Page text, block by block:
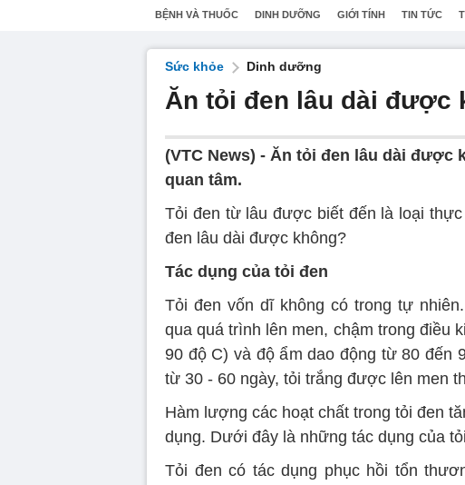
BỆNH VÀ THUỐC DINH DƯỠNG GIỚI TÍNH TIN TỨC
Sức khỏe Dinh dưỡng
Ăn tỏi đen lâu dài được
(VTC News) - Ăn tỏi đen lâu dài được
quan tâm.
Tỏi đen từ lâu được biết đến là loại
đen lâu dài được không?
Tác dụng của tỏi đen
Tỏi đen vốn dĩ không có trong tự
qua quá trình lên men, chậm trong điều
90 độ C) và độ ẩm dao động từ 80 đến
từ 30 - 60 ngày, tỏi trắng được lên men
Hàm lượng các hoạt chất trong tỏi đen
dụng. Dưới đây là những tác dụng của
Tỏi đen có tác dụng phục hồi tổn